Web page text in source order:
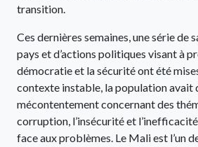
transition.
Ces dernières semaines, une série de
pays et d’actions politiques visant à
démocratie et la sécurité ont été
contexte instable, la population avait
mécontentement concernant des
corruption, l’insécurité et
face aux problèmes. Le Mali est l’un